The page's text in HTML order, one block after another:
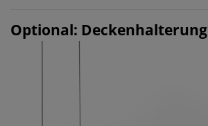
Optional: Deckenhalterung